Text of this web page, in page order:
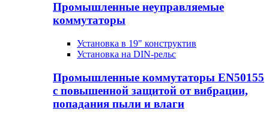
Промышленные неуправляемые
коммутаторы
Установка в 19" конструктив
Установка на DIN-рельс
Промышленные коммутаторы EN50155
с повышенной защитой от вибрации,
попадания пыли и влаги